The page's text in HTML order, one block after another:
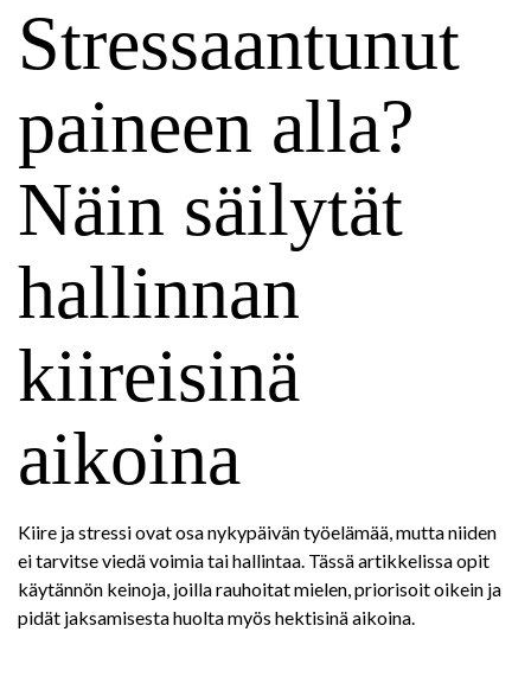
Stressaantunut
paineen alla?
Näin säilytät
hallinnan
kiireisinä
aikoina
Kiire ja stressi ovat osa nykypäivän työelämää, mutta niiden
ei tarvitse viedä voimia tai hallintaa. Tässä artikkelissa opit
käytännön keinoja, joilla rauhoitat mielen, priorisoit oikein ja
pidät jaksamisesta huolta myös hektisinä aikoina.